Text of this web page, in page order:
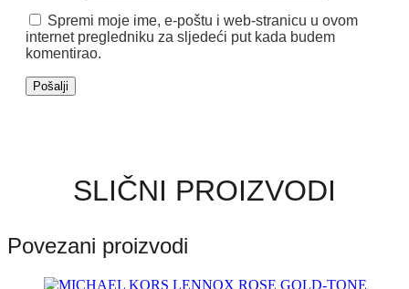
Spremi moje ime, e-poštu i web-stranicu u ovom
internet pregledniku za sljedeći put kada budem
komentirao.
SLIČNI PROIZVODI
Povezani proizvodi